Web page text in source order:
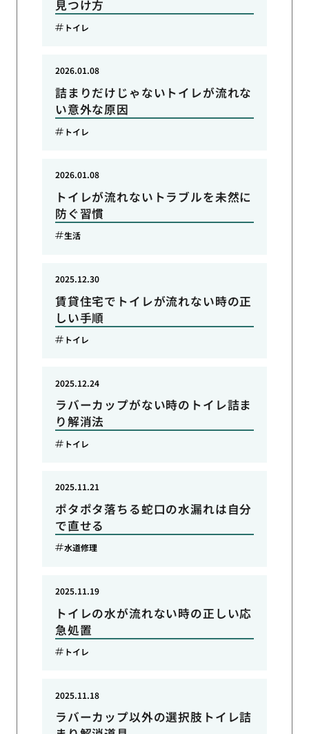
見つけ方
トイレ
詰まりだけじゃないトイレが流れな
い意外な原因
2026.01.08
トイレ
トイレが流れないトラブルを未然に
防ぐ習慣
2026.01.08
生活
賃貸住宅でトイレが流れない時の正
しい手順
2025.12.30
トイレ
ラバーカップがない時のトイレ詰ま
り解消法
2025.12.24
トイレ
ポタポタ落ちる蛇口の水漏れは自分
で直せる
2025.11.21
水道修理
トイレの水が流れない時の正しい応
急処置
2025.11.19
トイレ
ラバーカップ以外の選択肢トイレ詰
2025.11.18